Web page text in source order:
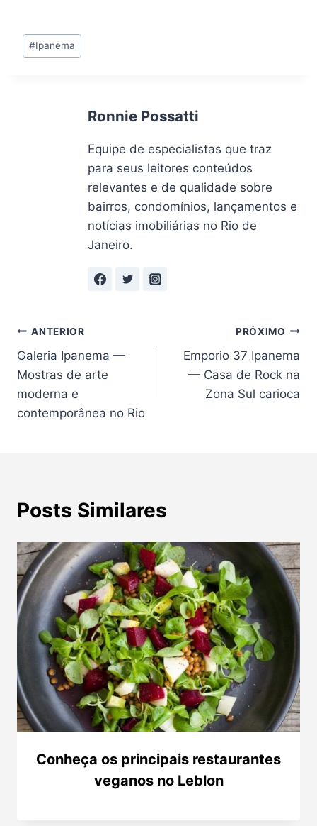
Tags
do
#Ipanema
Ronnie Possatti
Equipe de especialistas que traz
para seus leitores conteúdos
relevantes e de qualidade sobre
bairros, condomínios, lançamentos e
notícias imobiliárias no Rio de
Janeiro.
Navegação
de
Post
ANTERIOR
Galeria Ipanema —
Mostras de arte
moderna e
contemporânea no Rio
PRÓXIMO
Emporio 37 Ipanema
— Casa de Rock na
Zona Sul carioca
Posts Similares
Conheça os principais restaurantes
veganos no Leblon